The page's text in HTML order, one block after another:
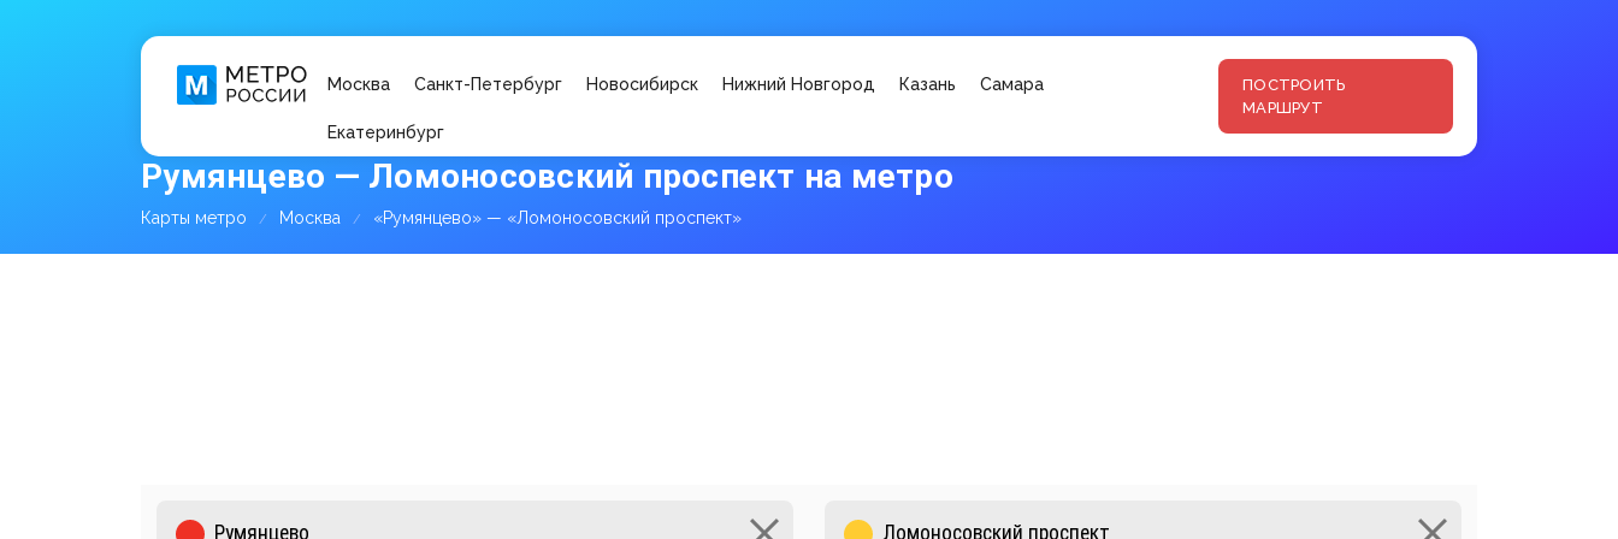
Москва Санкт-Петербург Новосибирск Нижний Новгород Казань Самара
Екатеринбург
ПОСТРОИТЬ
МАРШРУТ
Румянцево — Ломоносовский проспект на метро
Карты метро Москва «Румянцево» — «Ломоносовский проспект»